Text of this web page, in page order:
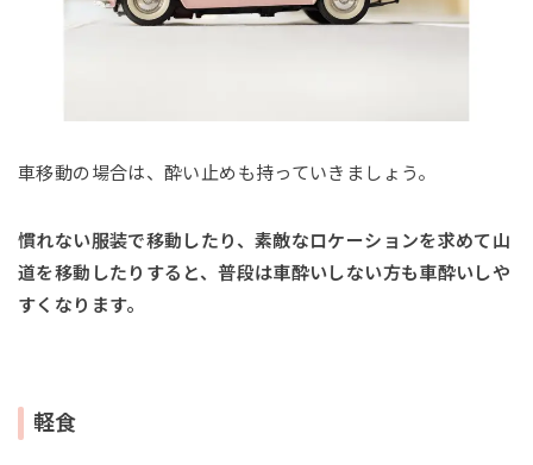
車移動の場合は、酔い止めも持っていきましょう。
慣れない服装で移動したり、素敵なロケーションを求めて山
道を移動したりすると、普段は車酔いしない方も車酔いしや
すくなります。
軽食